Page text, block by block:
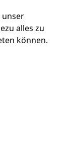
unser
alles zu
können.